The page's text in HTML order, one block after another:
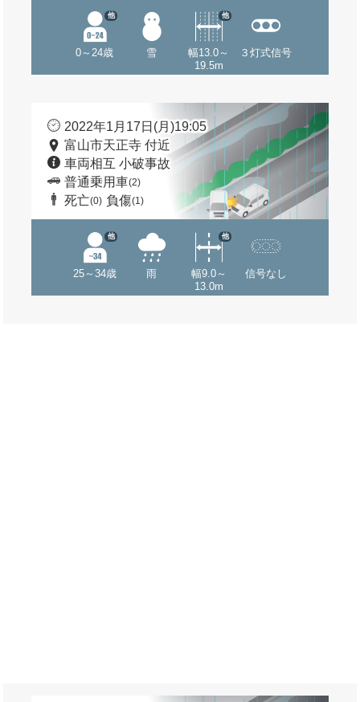
0～24歳
他
雪
幅13.0～
19.5m
他
３灯式信号
2022年1月17日(月)19:05
富山市天正寺 付近
車両相互 小破事故
普通乗用車(2)
死亡(0) 負傷(1)
25～34歳
他
雨
幅9.0～
13.0m
他
信号なし